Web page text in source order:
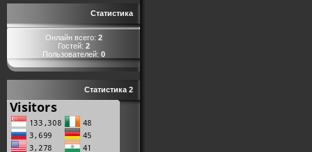
Статистика
Онлайн всего: 2
Гостей: 2
Пользователей: 0
Статистика 2